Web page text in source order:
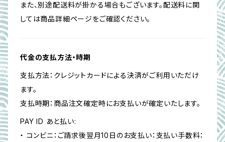
また、別途配送料が掛かる場合もございます。配送料に関
しては商品詳細ページをご確認ください。
代金の支払方法・時期
支払方法：クレジットカードによる決済がご利用いただけ
ます。
支払時期：商品注文確定時にお支払いが確定いたします。
PAY ID あと払い:
・ コンビニ：ご請求後翌月10日のお支払い：支払い手数料：